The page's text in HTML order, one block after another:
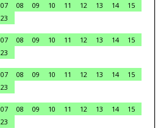
07 08 09 10 11 12 13 14
15
23
07 08 09 10 11 12 13 14
15
23
07 08 09 10 11 12 13 14
15
23
07 08 09 10 11 12 13 14
15
23